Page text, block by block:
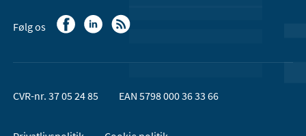
Følg os
CVR-nr. 37 05 24 85 EAN 5798 000 36 33 66